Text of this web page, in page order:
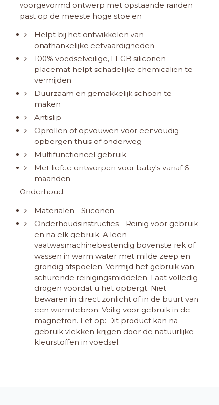
voorgevormd ontwerp met opstaande randen
past op de meeste hoge stoelen
Helpt bij het ontwikkelen van
onafhankelijke eetvaardigheden
100% voedselveilige, LFGB siliconen
placemat helpt schadelijke chemicaliën te
vermijden
Duurzaam en gemakkelijk schoon te
maken
Antislip
Oprollen of opvouwen voor eenvoudig
opbergen thuis of onderweg
Multifunctioneel gebruik
Met liefde ontworpen voor baby's vanaf 6
maanden
Onderhoud:
Materialen - Siliconen
Onderhoudsinstructies - Reinig voor gebruik
en na elk gebruik. Alleen
vaatwasmachinebestendig bovenste rek of
wassen in warm water met milde zeep en
grondig afspoelen. Vermijd het gebruik van
schurende reinigingsmiddelen. Laat volledig
drogen voordat u het opbergt. Niet
bewaren in direct zonlicht of in de buurt van
een warmtebron. Veilig voor gebruik in de
magnetron. Let op: Dit product kan na
gebruik vlekken krijgen door de natuurlijke
kleurstoffen in voedsel.